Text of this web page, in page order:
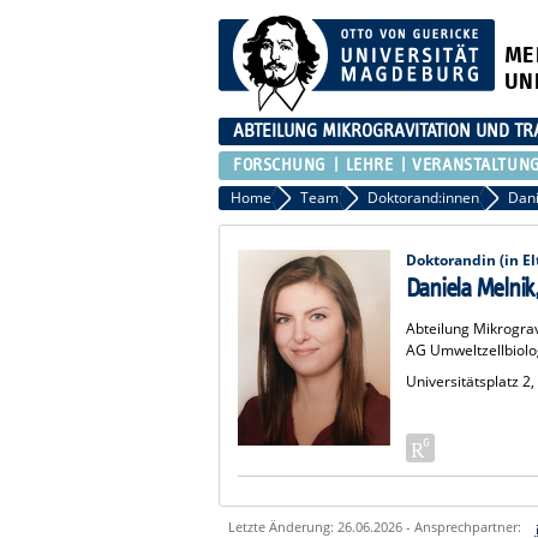
ABTEILUNG MIKROGRAVITATION UND
FORSCHUNG LEHRE
Home Team Doktorand:innen
Doktorandin (in
Daniela
Abteilung
AG
Universitätsplatz
Letzte Änderung: 26.06.2026 - Ansprechpartner: